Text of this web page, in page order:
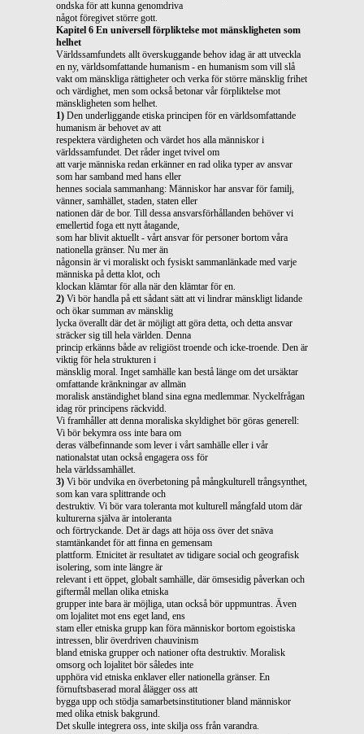
ondska för att kunna genomdriva
något föregivet större gott.
Kapitel 6 En universell förpliktelse mot mänskligheten som
helhet
Världssamfundets allt överskuggande behov idag är att utveckla
en ny, världsomfattande humanism - en humanism som vill slå
vakt om mänskliga rättigheter och verka för större mänsklig frihet
och värdighet, men som också betonar vår förpliktelse mot
mänskligheten som helhet.
1) Den underliggande etiska principen för en världsomfattande
humanism är behovet av att
respektera värdigheten och värdet hos alla människor i
världssamfundet. Det råder inget tvivel om
att varje människa redan erkänner en rad olika typer av ansvar
som har samband med hans eller
hennes sociala sammanhang: Människor har ansvar för familj,
vänner, samhället, staden, staten eller
nationen där de bor. Till dessa ansvarsförhållanden behöver vi
emellertid foga ett nytt åtagande,
som har blivit aktuellt - vårt ansvar för personer bortom våra
nationella gränser. Nu mer än
någonsin är vi moraliskt och fysiskt sammanlänkade med varje
människa på detta klot, och
klockan klämtar för alla när den klämtar för en.
2) Vi bör handla på ett sådant sätt att vi lindrar mänskligt lidande
och ökar summan av mänsklig
lycka överallt där det är möjligt att göra detta, och detta ansvar
sträcker sig till hela världen. Denna
princip erkänns både av religiöst troende och icke-troende. Den är
viktig för hela strukturen i
mänsklig moral. Inget samhälle kan bestå länge om det ursäktar
omfattande kränkningar av allmän
moralisk anständighet bland sina egna medlemmar. Nyckelfrågan
idag rör principens räckvidd.
Vi framhåller att denna moraliska skyldighet bör göras generell:
Vi bör bekymra oss inte bara om
deras välbefinnande som lever i vårt samhälle eller i vår
nationalstat utan också engagera oss för
hela världssamhället.
3) Vi bör undvika en överbetoning på mångkulturell trångsynthet,
som kan vara splittrande och
destruktiv. Vi bör vara toleranta mot kulturell mångfald utom där
kulturerna själva är intoleranta
och förtryckande. Det är dags att höja oss över det snäva
stamtänkandet för att finna en gemensam
plattform. Etnicitet är resultatet av tidigare social och geografisk
isolering, som inte längre är
relevant i ett öppet, globalt samhälle, där ömsesidig påverkan och
giftermål mellan olika etniska
grupper inte bara är möjliga, utan också bör uppmuntras. Även
om lojalitet mot ens eget land, ens
stam eller etniska grupp kan föra människor bortom egoistiska
intressen, blir överdriven chauvinism
bland etniska grupper och nationer ofta destruktiv. Moralisk
omsorg och lojalitet bör således inte
upphöra vid etniska enklaver eller nationella gränser. En
förnuftsbaserad moral ålägger oss att
bygga upp och stödja samarbetsinstitutioner bland människor
med olika etnisk bakgrund.
Det skulle integrera oss, inte skilja oss från varandra.